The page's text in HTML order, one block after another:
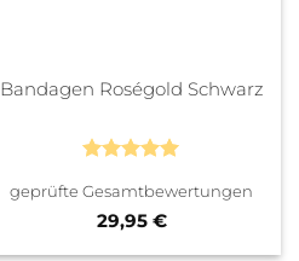
Bandagen Roségold Schwarz
mit5von
geprüfte Gesamtbewertungen
29,95 €